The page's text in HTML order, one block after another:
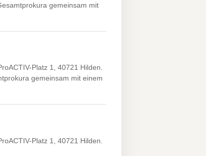
gemeinsam mit
Platz 1, 40721 Hilden.
gemeinsam mit einem
Platz 1, 40721 Hilden.